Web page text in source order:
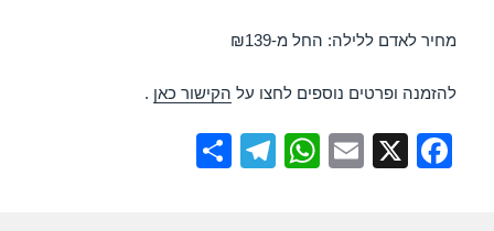
מחיר לאדם ללילה: החל מ-₪139
להזמנה ופרטים נוספים לחצו על הקישור כאן .
F
X
E
W
T